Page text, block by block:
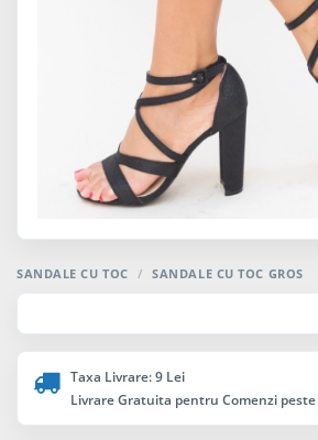
SANDALE CU TOC / SANDALE CU TOC GROS
Taxa Livrare: 9 Lei
Livrare Gratuita pentru Comenzi peste